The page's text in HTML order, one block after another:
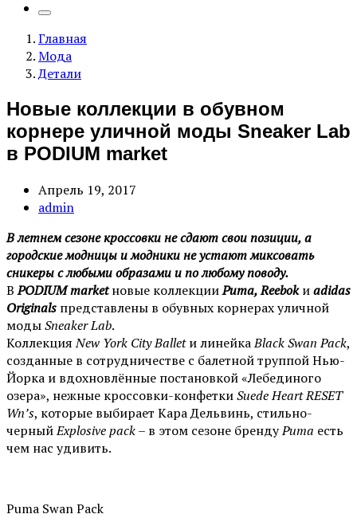
Главная
Мода
Детали
Новые коллекции в обувном
корнере уличной моды Sneaker Lab
в PODIUM market
Апрель 19, 2017
admin
В летнем сезоне кроссовки не сдают свои позиции, а
городские модницы и модники не устают миксовать
сникеры с любыми образами и по любому поводу.
ВPODIUM marketновые коллекцииPuma, Reebokиadidas
Originals представлены в обувных корнерах уличной
модыSneaker Lab.
КоллекцияNew York City Balletи линейкаBlack Swan Pack,
созданные в сотрудничестве с балетной труппой Нью-
Йорка и вдохновлённые постановкой «Лебединого
озера», нежные кроссовки-конфеткиSuede Heart RESET
Wn’s, которые выбирает Кара Дельвинь, стильно-
черныйExplosive pack– в этом сезоне брендуPuma есть
чем нас удивить.
Puma Swan Pack